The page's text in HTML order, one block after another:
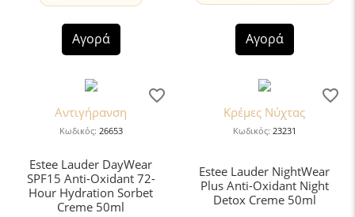
Αγορά Αγορά
Αντιγήρανση
Κωδικός: 26653
Estee Lauder DayWear
SPF15 Anti-Oxidant 72-
Hour Hydration Sorbet
Creme 50ml
Κρέμες Νύχτας
Κωδικός: 23231
Estee Lauder NightWear
Plus Anti-Oxidant Night
Detox Creme 50ml